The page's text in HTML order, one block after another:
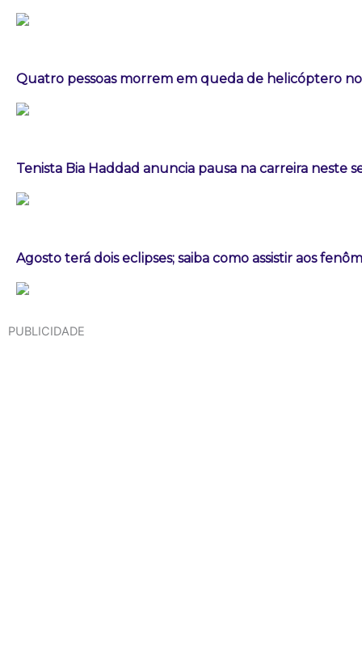
Quatro pessoas morrem em queda de helicóptero
Tenista Bia Haddad anuncia pausa na carreira neste
Agosto terá dois eclipses; saiba como assistir aos
PUBLICIDADE